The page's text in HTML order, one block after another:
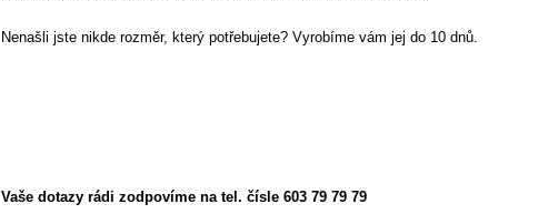
Nenašli jste nikde rozměr, který potřebujete? Vyrobíme vám jej do 10 dnů.
Vaše dotazy rádi zodpovíme na tel. čísle 603 79 79 79